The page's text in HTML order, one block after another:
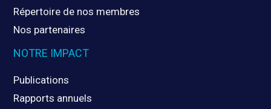
Répertoire de nos membres
Nos partenaires
NOTRE IMPACT
Publications
Rapports annuels